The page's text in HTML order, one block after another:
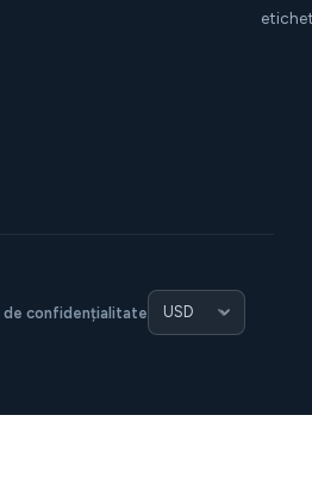
de confidențialitate